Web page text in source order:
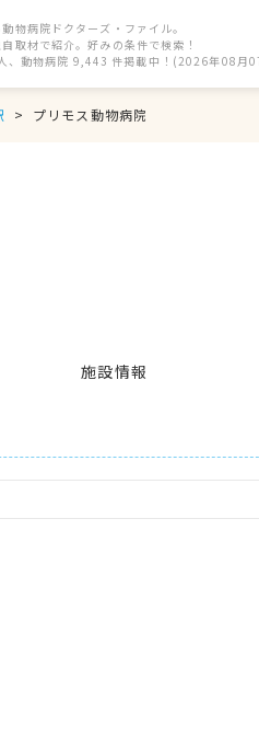
物病院ドクターズ・ファイル。
取材で紹介。好みの条件で検索！
、動物病院 9,443 件掲載中！(2026年08月
プリモス動物病院
施設情報